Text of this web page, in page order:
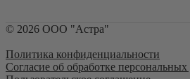
© 2026 ООО "Астра"
Политика конфиденциальности
Согласие об обработке